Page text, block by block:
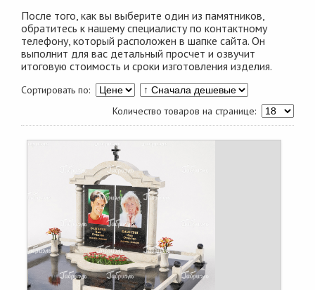
После того, как вы выберите один из памятников,
обратитесь к нашему специалисту по контактному
телефону, который расположен в шапке сайта. Он
выполнит для вас детальный просчет и озвучит
итоговую стоимость и сроки изготовления изделия.
Сортировать по:
Количество товаров на странице: